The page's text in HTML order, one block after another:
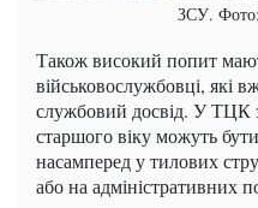
ЗСУ. Фото:
Також високий попит
військовослужбовці, які
службовий досвід. У ТЦК
старшого віку можуть
насамперед у тилових
або на адміністративних